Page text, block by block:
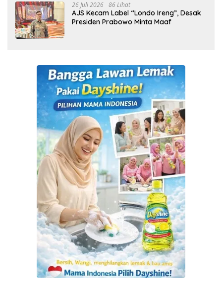
26 Juli 2026 86 Lihat
AJS Kecam Label “Londo Ireng”, Desak
Presiden Prabowo Minta Maaf